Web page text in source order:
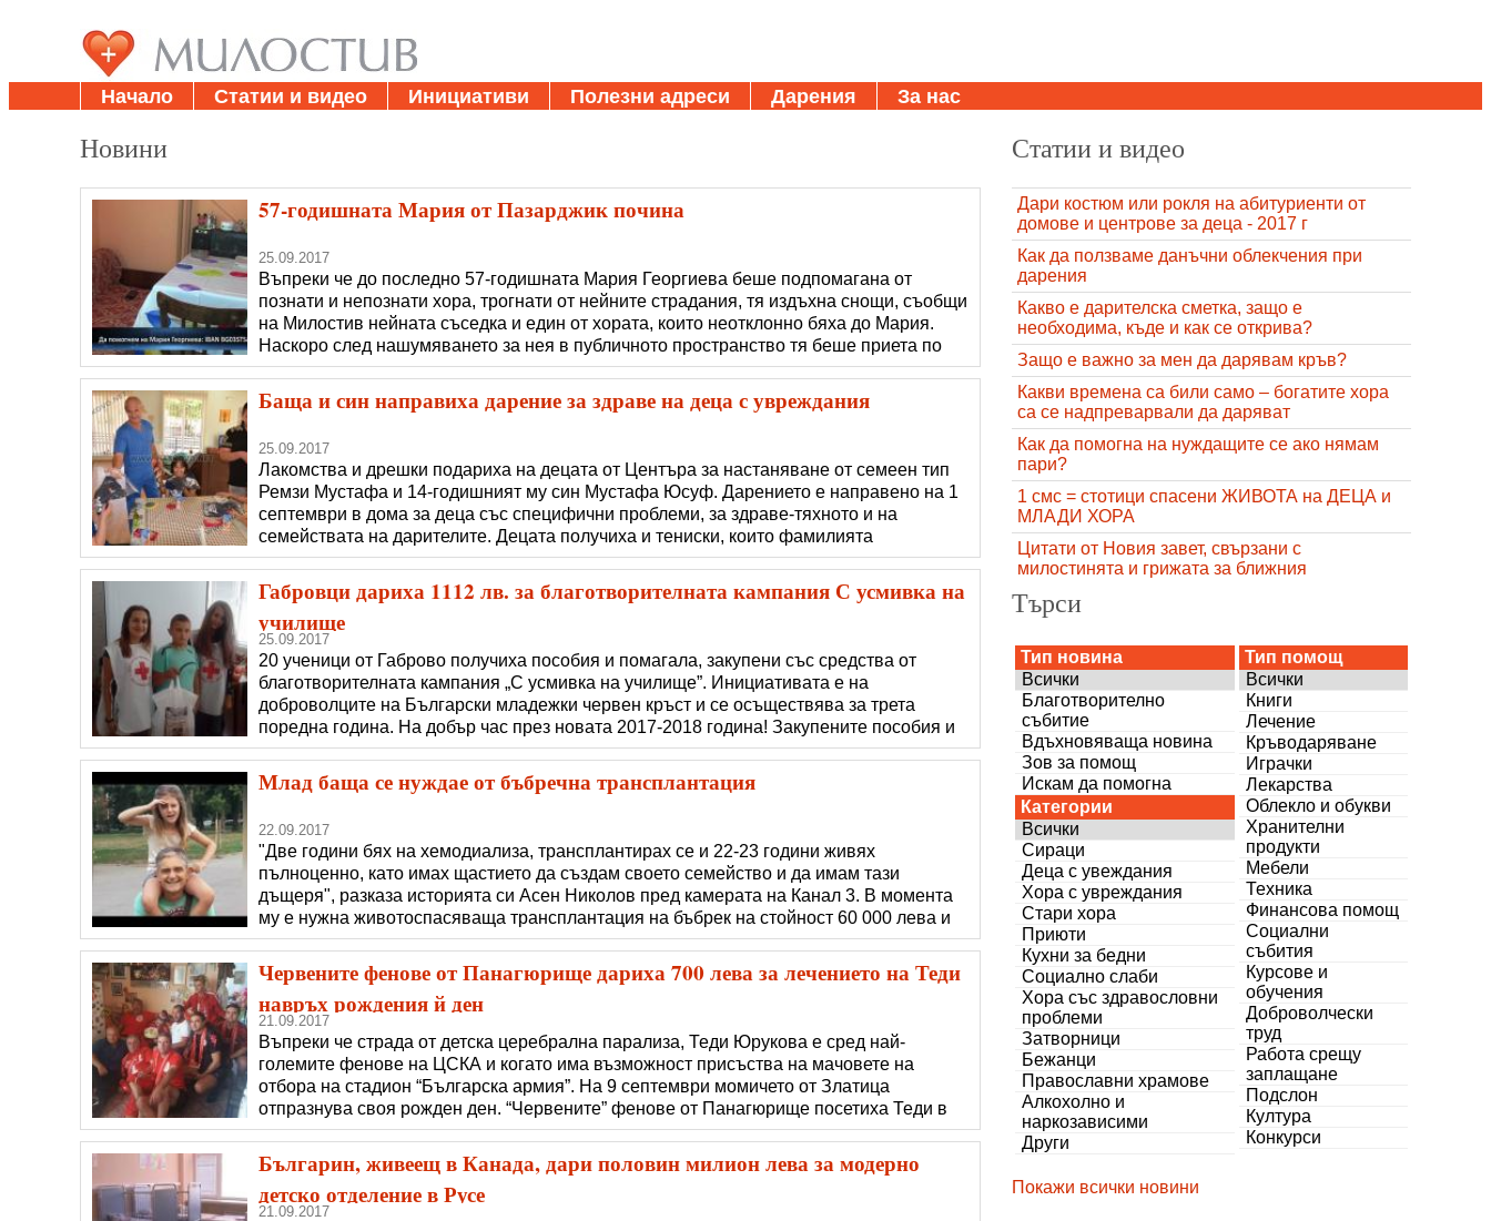
Начало Статии и видео Инициативи Полезни адреси Дарения За нас
Новини
57-годишната Мария от Пазарджик почина
25.09.2017
Въпреки че до последно 57-годишната Мария Георгиева беше подпомагана от
познати и непознати хора, трогнати от нейните страдания, тя издъхна снощи, съобщи
на Милостив нейната съседка и един от хората, които неотклонно бяха до Мария.
Наскоро след нашумяването за нея в публичното пространство тя беше приета по
спешност в МБАЛ-Пазарджик и претърпя няколко операции на инфектиран крак.
Положението с крака бил закрепен донякъде, но проблем
Баща и син направиха дарение за здраве на деца с увреждания
25.09.2017
Лакомства и дрешки подариха на децата от Центъра за настаняване от семеен тип
Ремзи Мустафа и 14-годишният му син Мустафа Юсуф. Дарението е направено на 1
септември в дома за деца със специфични проблеми, за здраве-тяхното и на
семействата на дарителите. Децата получиха и тениски, които фамилията
произвежда в шивашкия си цех. Трябва да се помага на бедните и на децата, и
трябва да бъдем добри по между си не само на празници, всеки ден см�
Габровци дариха 1112 лв. за благотворителната кампания С усмивка на
училище
25.09.2017
20 ученици от Габрово получиха пособия и помагала, закупени със средства от
благотворителната кампания „С усмивка на училище”. Инициативата е на
доброволците на Български младежки червен кръст и се осъществява за трета
поредна година. На добър час през новата 2017-2018 година! Закупените пособия и
помагала са на стойност 1112 лева. От БЧК изразиха благодарност към габровците,
които се включиха в кампанията.
Млад баща се нуждае от бъбречна трансплантация
22.09.2017
"Две години бях на хемодиализа, трансплантирах се и 22-23 години живях
пълноценно, като имах щастието да създам своето семейство и да имам тази
дъщеря", разказа историята си Асен Николов пред камерата на Канал 3. В момента
му е нужна животоспасяваща трансплантация на бъбрек на стойност 60 000 лева и
трябва да се извърши в чужбина. Тя е непосилна за бюджета на младото семейство.
Историята на Асен разчувства хиляди българи, както и екипа на
Червените фенове от Панагюрище дариха 700 лева за лечението на Теди
навръх рождения й ден
21.09.2017
Въпреки че страда от детска церебрална парализа, Теди Юрукова е сред най-
големите фенове на ЦСКА и когато има възможност присъства на мачовете на
отбора на стадион “Българска армия”. На 9 септември момичето от Златица
отпразнува своя рожден ден. “Червените” фенове от Панагюрище посетиха Теди в
родния й град и станаха съпричастни с личния й празник. Теди получи много
подараци и вкусна торта от Клуба. Панагюрци дариха на Теди и сума�
Българин, живеещ в Канада, дари половин милион лева за модерно
детско отделение в Русе
21.09.2017
Статии и видео
Дари костюм или рокля на абитуриенти от
домове и центрове за деца - 2017 г
Как да ползваме данъчни облекчения при
дарения
Какво е дарителска сметка, защо е
необходима, къде и как се открива?
Защо е важно за мен да дарявам кръв?
Какви времена са били само – богатите хора
са се надпреварвали да даряват
Как да помогна на нуждащите се ако нямам
пари?
1 смс = стотици спасени ЖИВОТА на ДЕЦА и
МЛАДИ ХОРА
Цитати от Новия завет, свързани с
милостинята и грижата за ближния
Търси
Тип новина
Всички
Благотворително
събитие
Вдъхновяваща новина
Зов за помощ
Искам да помогна
Категории
Всички
Сираци
Деца с увеждания
Хора с увреждания
Стари хора
Приюти
Кухни за бедни
Социално слаби
Хора със здравословни
проблеми
Затворници
Бежанци
Православни храмове
Алкохолно и
наркозависими
Други
Тип помощ
Всички
Книги
Лечение
Кръводаряване
Играчки
Лекарства
Облекло и обукви
Хранителни
продукти
Мебели
Техника
Финансова помощ
Социални
събития
Курсове и
обучения
Доброволчески
труд
Работа срещу
заплащане
Подслон
Култура
Конкурси
Покажи всички новини